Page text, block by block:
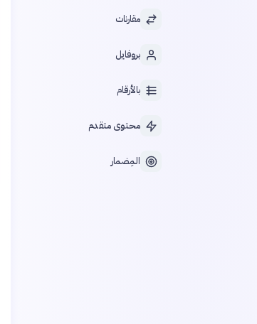
مقارنات
بروفايل
بالأرقام
محتوى متقدم
المِضمار